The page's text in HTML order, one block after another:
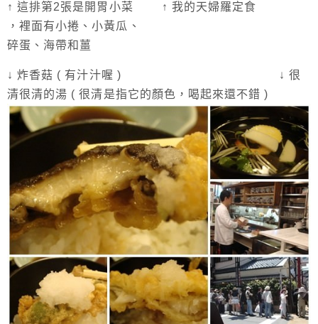
↑ 這排第2張是開胃小菜 ↑ 我的天婦羅定食
，裡面有小捲、小黃瓜、
碎蛋、海帶和薑
↓ 炸香菇 ( 有汁汁喔 ) ↓ 很
清很清的湯 ( 很清是指它的顏色，喝起來還不錯 )